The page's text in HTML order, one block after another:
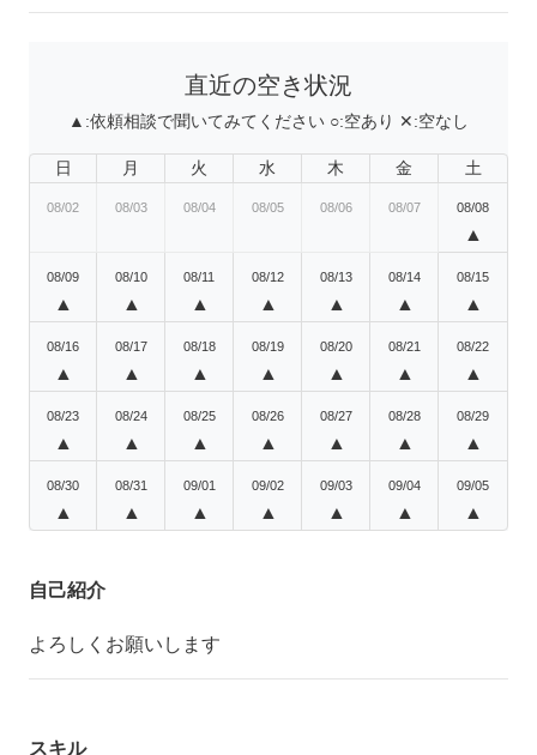
直近の空き状況
▲:依頼相談で聞いてみてください ○:空あり ✕:空なし
日 月 火 水 木 金 土
08/02 08/03 08/04 08/05 08/06 08/07 08/08
▲
08/09
▲
08/10
▲
08/11
▲
08/12
▲
08/13
▲
08/14
▲
08/15
▲
08/16
▲
08/17
▲
08/18
▲
08/19
▲
08/20
▲
08/21
▲
08/22
▲
08/23
▲
08/24
▲
08/25
▲
08/26
▲
08/27
▲
08/28
▲
08/29
▲
08/30
▲
08/31
▲
09/01
▲
09/02
▲
09/03
▲
09/04
▲
09/05
▲
自己紹介
よろしくお願いします
スキル